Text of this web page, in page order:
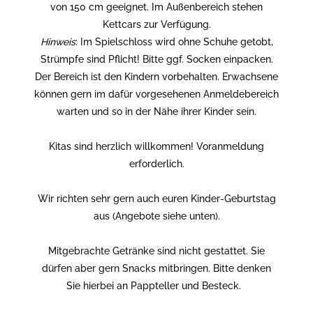
von 150 cm geeignet. Im Außenbereich stehen
Kettcars zur Verfügung.
Hinweis: Im Spielschloss wird ohne Schuhe getobt,
Strümpfe sind Pflicht! Bitte ggf. Socken einpacken.
Der Bereich ist den Kindern vorbehalten. Erwachsene
können gern im dafür vorgesehenen Anmeldebereich
warten und so in der Nähe ihrer Kinder sein.
Kitas sind herzlich willkommen! Voranmeldung
erforderlich.
Wir richten sehr gern auch euren Kinder-Geburtstag
aus (Angebote siehe unten).
Mitgebrachte Getränke sind nicht gestattet. Sie
dürfen aber gern Snacks mitbringen. Bitte denken
Sie hierbei an Pappteller und Besteck.